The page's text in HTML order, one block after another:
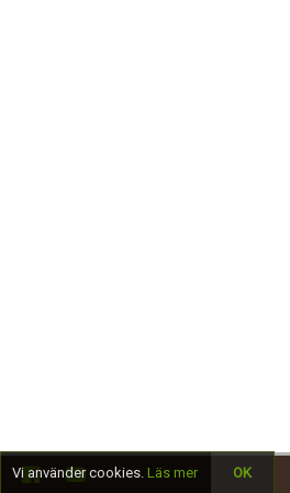
Vi använder cookies. Läs mer OK